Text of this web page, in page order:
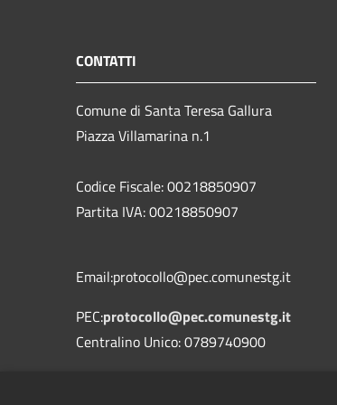
CONTATTI
Comune di Santa Teresa Gallura
Piazza Villamarina n.1
Codice Fiscale: 00218850907
Partita IVA: 00218850907
Email:protocollo@pec.comunestg.it
PEC:protocollo@pec.comunestg.it
Centralino Unico: 0789740900